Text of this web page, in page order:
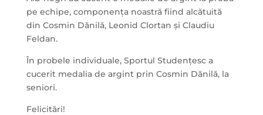
pe echipe, componența noastră fiind alcătuită
din Cosmin Dănilă, Leonid Clortan și Claudiu
Feldan.
În probele individuale, Sportul Studențesc a
cucerit medalia de argint prin Cosmin Dănilă, la
seniori.
Felicitări!